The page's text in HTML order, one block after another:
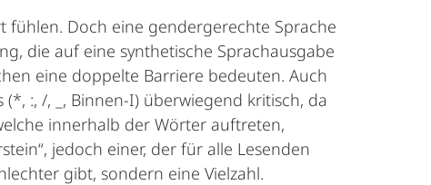
fühlen. Doch eine gendergerechte Sprache
die auf eine synthetische Sprachausgabe
eine doppelte Barriere bedeuten. Auch
:, /, _, Binnen-I) überwiegend kritisch, da
innerhalb der Wörter auftreten,
jedoch einer, der für alle Lesenden
gibt, sondern eine Vielzahl.